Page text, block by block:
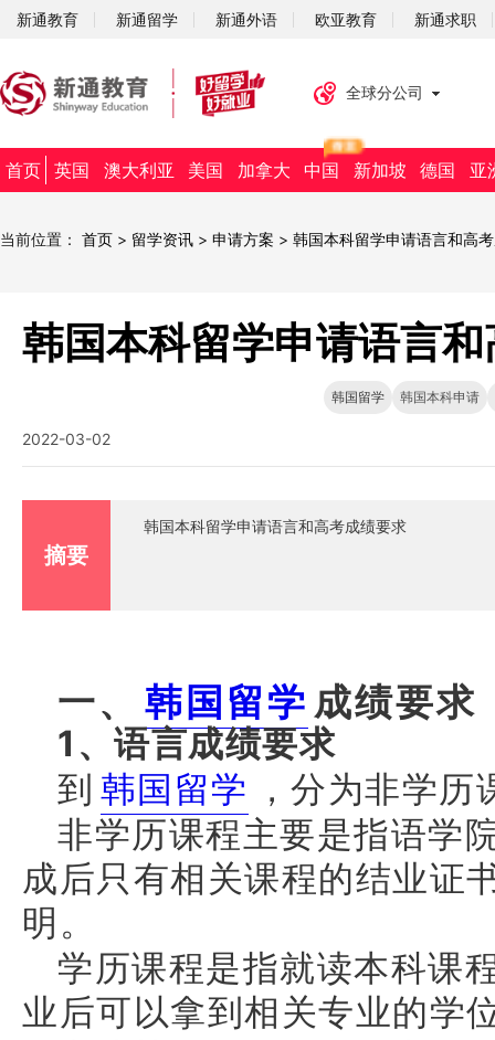
新通教育 新通留学 新通外语 欧亚教育 新通求职
全球分公司
首页 英国 澳大利亚 美国 加拿大 中国 新加坡 德国 亚
当前位置： 首页 > 留学资讯 > 申请方案 > 韩国本科留学申请语言和高
韩国本科留学申请语言
韩国留学 韩国本科申请
2022-03-02
摘要
韩国本科留学申请语言和高考成绩要求
一、 韩国留学 成绩要求
1 、语言成绩要求
到 韩国留学 ，分为非学
非学历课程主要是指语学
成后只有相关课程的结业证
明。
学历课程是指就读本科课
业后可以拿到相关专业的学